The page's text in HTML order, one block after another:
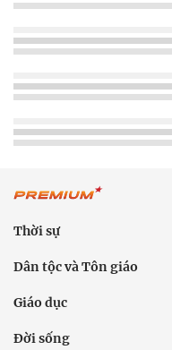
Thời sự
Dân tộc và Tôn giáo
Giáo dục
Đời sống